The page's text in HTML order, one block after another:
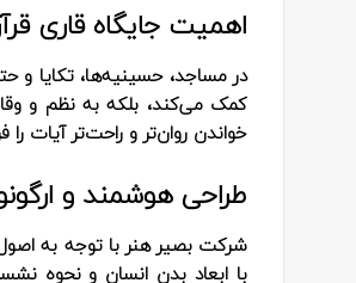
اهمیت جایگاه قاری
در مساجد، حسینیه‌ها، تکایا و
کمک می‌کند، بلکه به نظم و
خواندن روان‌تر و راحت‌تر آیات
طراحی هوشمند و
شرکت بصیر هنر با توجه به
با ابعاد بدن انسان و نحوه